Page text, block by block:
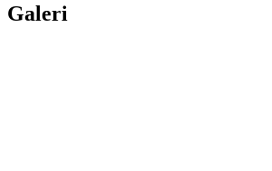
Galeri